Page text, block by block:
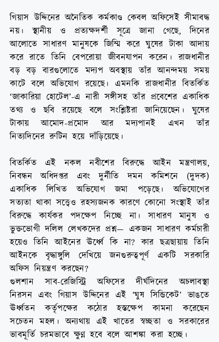
গিয়াস উদ্দিনের অনৈতিক কর্মকাণ্ড কেবল অফিসেই সীমাবদ্ধ
নয়। স্থানীয় ও প্রত্যক্ষদর্শী সূত্রে জানা গেছে, দিনের
আলোতে সাধারণ মানুষকে জিম্মি করে ঘুষের টাকা আদায়
করে রাতে তিনি বেপরোয়া জীবনযাপন করেন। রাজধানীর
বড় বড় বারগুলোতে মদ্যপ অবস্থায় তাঁর আনন্দময় সময়
কাটে বলে অভিযোগ রয়েছে। এমনকি রাজধানীর বিতর্কিত
‘জাকারিয়া হোটেল’-এ নারী সঙ্গীসহ তাঁর প্রবেশের একাধিক
তথ্য ও ছবি রয়েছে বলে সংশ্লিষ্টরা জানিয়েছেন। ঘুষের
টাকায় আমোদ-প্রমোদ আর মদ্যপানই এখন তাঁর
নিত্যদিনের রুটিন হয়ে দাঁড়িয়েছে।
বিতর্কিত এই নকল নবীশের বিরুদ্ধে আইন মন্ত্রণালয়,
নিবন্ধন অধিদপ্তর এবং দুর্নীতি দমন কমিশনে (দুদক)
একাধিক লিখিত অভিযোগ জমা পড়েছে। অভিযোগের
সত্যতা থাকা সত্ত্বেও রহস্যজনক কারণে কোনো সংস্থাই তাঁর
বিরুদ্ধে কার্যকর পদক্ষেপ নিচ্ছে না। সাধারণ মানুষ ও
ভুক্তভোগী দলিল লেখকদের প্রশ্ন— একজন সাধারণ কর্মচারী
হয়েও তিনি আইনের ঊর্ধ্বে কি না? কার ছত্রছায়ায় তিনি
আইনকে বৃদ্ধাঙ্গুলি দেখিয়ে জনগুরুত্বপূর্ণ একটি সরকারি
অফিস নিয়ন্ত্রণ করছেন?
গুলশান সাব-রেজিস্ট্রি অফিসের দীর্ঘদিনের অচলাবস্থা
নিরসন এবং গিয়াস উদ্দিনের এই ‘ঘুষ সিন্ডিকেট’ ভাঙতে
ঊর্ধ্বতন কর্তৃপক্ষের কঠোর হস্তক্ষেপ কামনা করেছেন
সচেতন মহল। অন্যথায় এই খাতের স্বচ্ছতা ও সরকারের
ভাবমূর্তি চরমভাবে ক্ষুণ্ন হবে বলে আশঙ্কা করা হচ্ছে।